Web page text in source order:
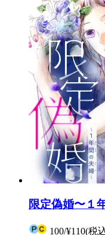
限定偽婚〜１
100/¥110(税